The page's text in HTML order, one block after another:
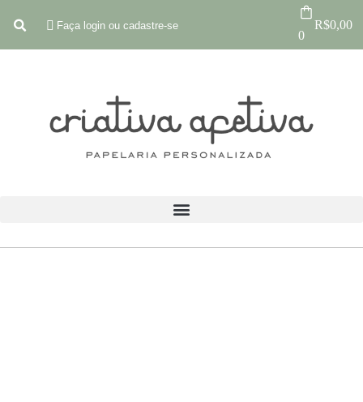
Faça login ou cadastre-se
0
R$0,00